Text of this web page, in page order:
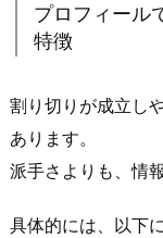
前
提
も
通
用
る
プロフィール
特徴
割り切りが成立し
あります。
派手さよりも、情
具体的には、以下